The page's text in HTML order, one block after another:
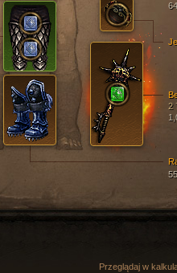
2
Przeglądaj w